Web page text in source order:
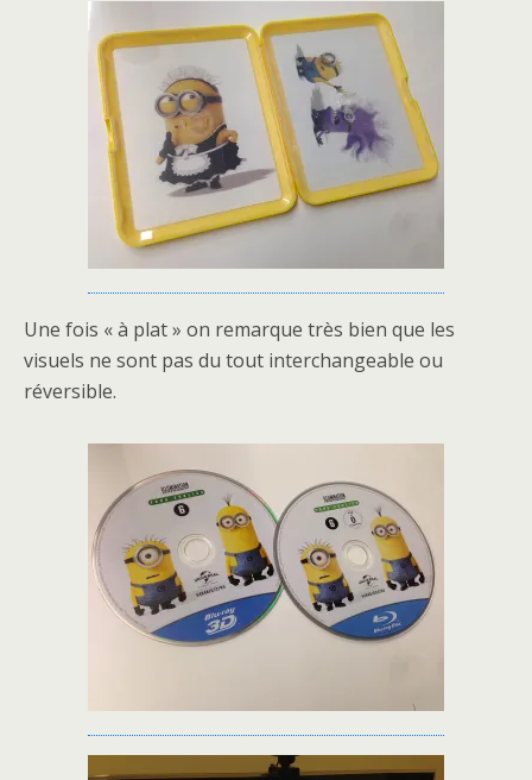
Une fois « à plat » on remarque très bien que les
visuels ne sont pas du tout interchangeable ou
réversible.